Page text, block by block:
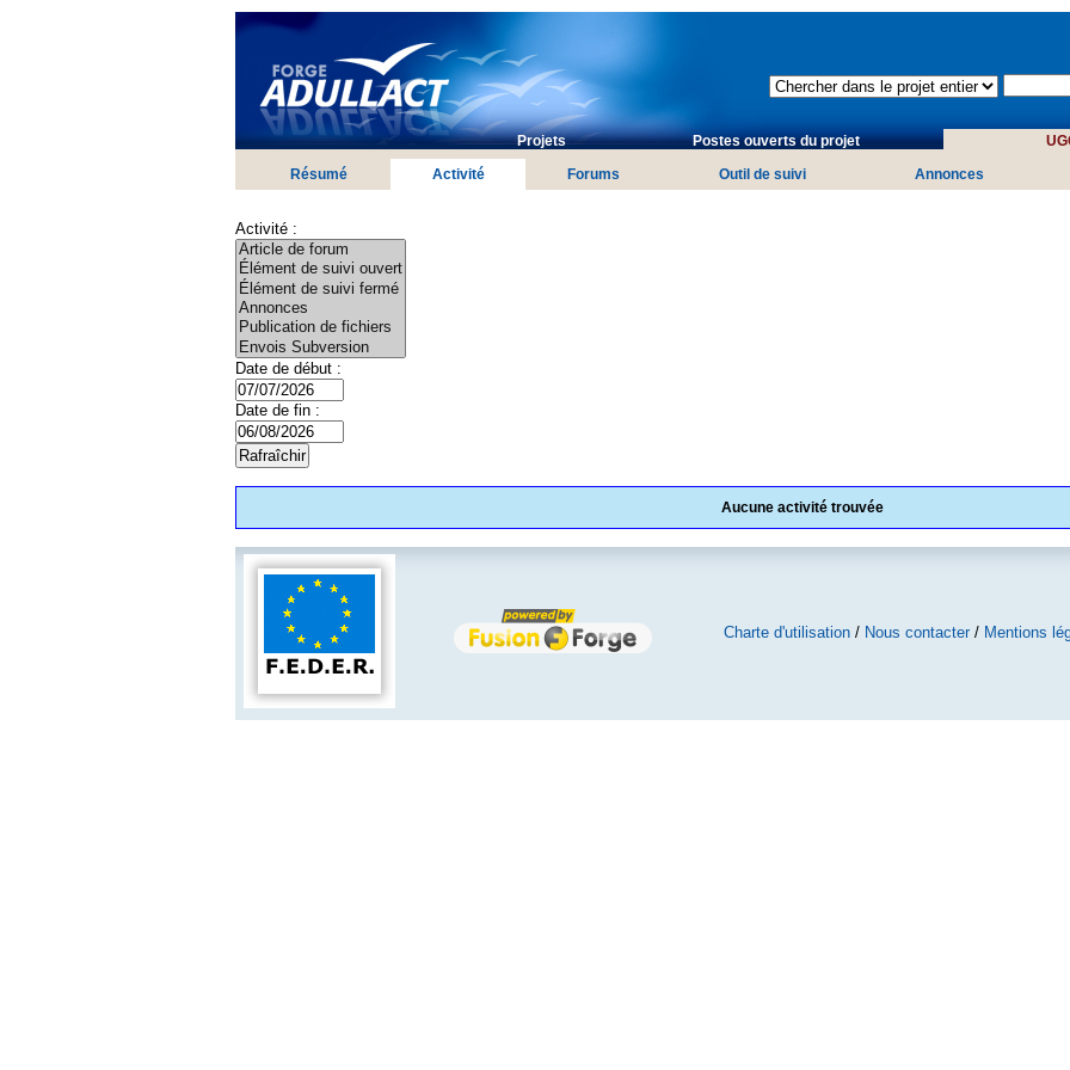
Projets Postes ouverts du projet
Résumé Activité Forums Outil de suivi Annonces
Activité :
Date de début :
Date de fin :
Aucune activité trouvée
Charte d'utilisation/ Nous contacter/ Mentions